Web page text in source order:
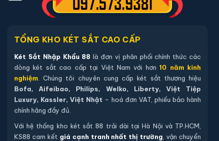
phẩm trên website.
Hướng dẫn mua Két sắt mini Welko HS-
DTW-42Z điện tử chính hãng
Mua hàng tại két sắt nhập khẩu 88 bạn có thể
chon lựa những cách sau:
Cách 1
: Bạn chọn sản phẩm và ấn vào mua hàng hệ
thống sẽ chuyển đến trang checkout. Ở trang check
out bạn kiểm tra lại thông tin sản phẩm 1 lần nữa. Nếu
những thông tin đã chính xác bạn tiếp tục ấn thanh
TỔNG KHO KÉT SẮT CAO CẤP
Két Sắt Nhập Khẩu 88 là đơn vị phân phối chính thức các
dòng két sắt cao cấp tại Việt Nam với hơn10 năm kinh
nghiệm . Chúng tôi chuyên cung cấp két sắt thương hiệu
Bofa, Aifeibao, Philips, Welko, Liberty, Việt Tiệp
Luxury, Kassler, Việt Nhật - hoá đơn VAT, phiếu bảo hành
chính hãng đầy đủ.
Với hệ thống kho két sắt 88 trải dài tại Hà Nội và TP.HCM,
KS88 cam kết giá cạnh tranh nhất thị trường , vận chuyển